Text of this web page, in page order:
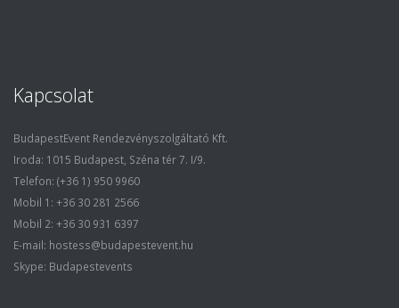
Kapcsolat
BudapestEvent Rendezvényszolgáltató Kft.
Iroda: 1015 Budapest, Széna tér 7. I/9.
Telefon: (+36 1) 950 9960
Mobil 1: +36 30 281 2566
Mobil 2: +36 30 931 6397
E-mail: hostess@budapestevent.hu
Skype: Budapestevents